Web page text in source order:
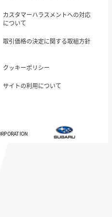
カスタマーハラスメントへの対応
について
取引価格の決定に関する取組方針
クッキーポリシー
サイトの利用について